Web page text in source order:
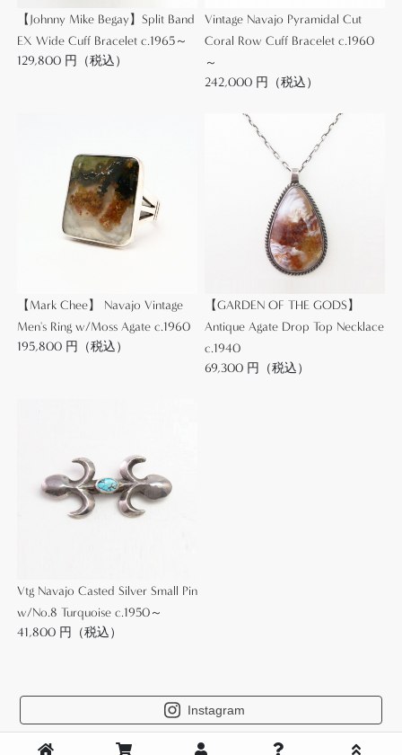
を持っていますが、ビンテージインディアンジュエ
リー独特の武骨でアーティな質感もあり、スタイル
や季節を問わず多くスタイルにフィットします。
アゲート特有の深淵な景色とシンプルなシルバーワ
ークは、現在の日本において多く紹介されているイ
ンディアンジュエリーとは違ったフィーリングを与
えてくれるアイテムです。特に本作は、華奢な印象
でありながら質実剛健なシルバーワークと、質の高
いアゲート/瑪瑙による上質感を有しコレクタブルで
トレジャーハントプライスな作品となっています。
コンディションも良好で、ハンドメイド特有の制作
上のムラやシルバーに多少のクスミは見られます
【Johnny Mike Begay】Split Band
EX Wide Cuff Bracelet c.1965～
129,800 円（税込）
Vintage Navajo Pyramidal Cut
Coral Row Cuff Bracelet c.1960
～
242,000 円（税込）
【Mark Chee】 Navajo Vintage
Men's Ring w/Moss Agate c.1960
195,800 円（税込）
【GARDEN OF THE GODS】
Antique Agate Drop Top Necklace
c.1940
69,300 円（税込）
Vtg Navajo Casted Silver Small Pin
w/No.8 Turquoise c.1950～
41,800 円（税込）
Instagram